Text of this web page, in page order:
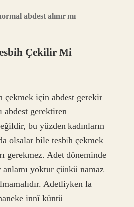
abdest alınır mı
Çekilir Mi
çekmek için abdest gerekir
abdest gerektiren
bu yüzden kadınların
olsalar bile tesbih çekmek
gerekmez. Adet döneminde
anlamı yoktur çünkü namaz
Adetliyken la
innî küntü